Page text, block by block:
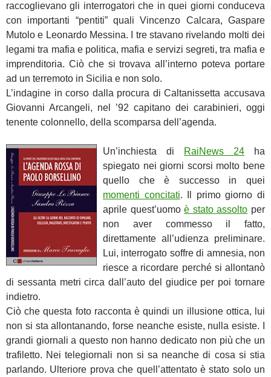
raccoglievano gli interrogatori che in quei giorni conduceva
con importanti “pentiti” quali Vincenzo Calcara, Gaspare
Mutolo e Leonardo Messina. I tre stavano rivelando molti dei
legami tra mafia e politica, mafia e servizi segreti, tra mafia e
imprenditoria. Ciò che si trovava all’interno poteva portare
ad un terremoto in Sicilia e non solo.
L’indagine in corso dalla procura di Caltanissetta accusava
Giovanni Arcangeli, nel ’92 capitano dei carabinieri, oggi
tenente colonnello, della scomparsa dell’agenda.
Un’inchiesta di RaiNews 24 ha
spiegato nei giorni scorsi molto bene
quello che è successo in quei
momenti concitati. Il primo giorno di
aprile quest’uomoè stato assolto per
non aver commesso il fatto,
direttamente all’udienza preliminare.
Lui, interrogato soffre di amnesia, non
riesce a ricordare perché si allontanò
di sessanta metri circa dall’auto del giudice per poi tornare
indietro.
Ciò che questa foto racconta è quindi un illusione ottica, lui
non si sta allontanando, forse neanche esiste, nulla esiste. I
grandi giornali a questo non hanno dedicato non più che un
trafiletto. Nei telegiornali non si sa neanche di cosa si stia
parlando. Ulteriore prova che quell’attentato è stato solo un